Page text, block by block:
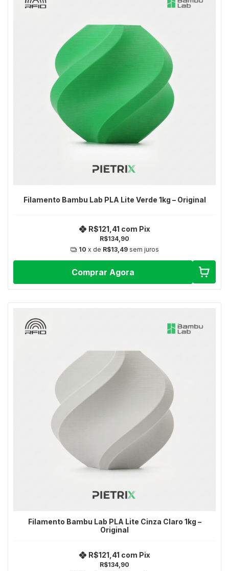
Filamento Bambu Lab PLA Lite Verde 1kg – Original
R$134,90
R$121,41 com Pix
10 x de R$13,49 sem juros
Comprar Agora
Filamento Bambu Lab PLA Lite Cinza Claro 1kg –
Original
R$134,90
R$121,41 com Pix